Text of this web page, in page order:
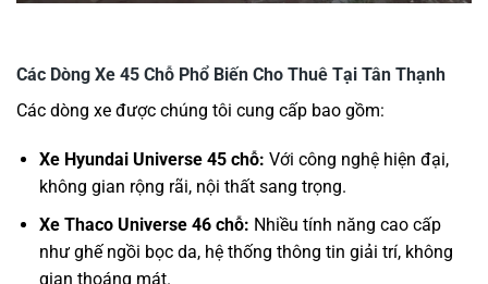
Các Dòng Xe 45 Chỗ Phổ Biến Cho Thuê Tại Tân Thạnh
Các dòng xe được chúng tôi cung cấp bao gồm:
Xe Hyundai Universe 45 chỗ: Với công nghệ hiện đại,
không gian rộng rãi, nội thất sang trọng.
Xe Thaco Universe 46 chỗ: Nhiều tính năng cao cấp
như ghế ngồi bọc da, hệ thống thông tin giải trí, không
gian thoáng mát.